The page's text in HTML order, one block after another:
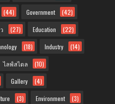
(44) Government (42)
(27) Education (22)
(18) Industry (14)
ไลฟ์สไตล (10)
Gallery (4)
(3) Environment (3)